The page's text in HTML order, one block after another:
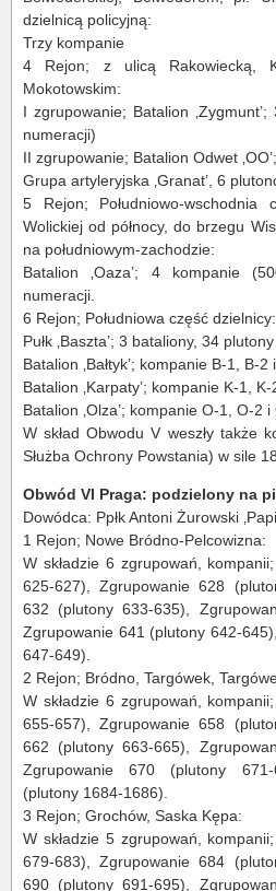
dzielnicą policyjną:
Trzy kompanie
4 Rejon; z ulicą Rakowiecką,
Mokotowskim:
I zgrupowanie; Batalion
numeracji)
II zgrupowanie; Batalion Odwet
Grupa artyleryjska ‚Granat’, 6
5 Rejon; Południowo-wschodnia
Wolickiej od północy, do brzegu
na południowym-zachodzie:
Batalion ‚Oaza’; 4 kompanie
numeracji.
6 Rejon; Południowa część dzielnicy:
Pułk ‚Baszta’; 3 bataliony, 34
Batalion ‚Bałtyk’; kompanie B-1, B-2
Batalion ‚Karpaty’; kompanie K-1, K-
Batalion ‚Olza’; kompanie O-1, O-2 i
W skład Obwodu V weszły także
Służba Ochrony Powstania) w sile
Obwód VI Praga: podzielony na
Dowódca: Ppłk Antoni Żurowski
1 Rejon; Nowe Bródno-Pelcowizna:
W składzie 6 zgrupowań,
625-627), Zgrupowanie 628
632 (plutony 633-635),
Zgrupowanie 641 (plutony 642-
647-649).
2 Rejon; Bródno, Targówek,
W składzie 6 zgrupowań,
655-657), Zgrupowanie 658
662 (plutony 663-665),
Zgrupowanie 670 (plutony
(plutony 1684-1686).
3 Rejon; Grochów, Saska Kępa:
W składzie 5 zgrupowań,
679-683), Zgrupowanie 684
690 (plutony 691-695),